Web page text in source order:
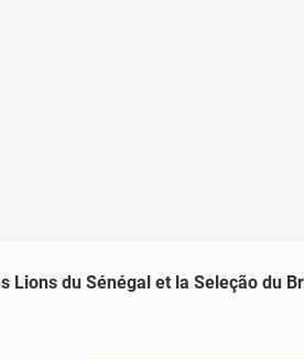
Lions du Sénégal et la Seleção du